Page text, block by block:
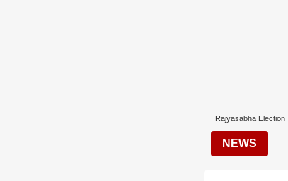
Rajyasabha Election
NEWS